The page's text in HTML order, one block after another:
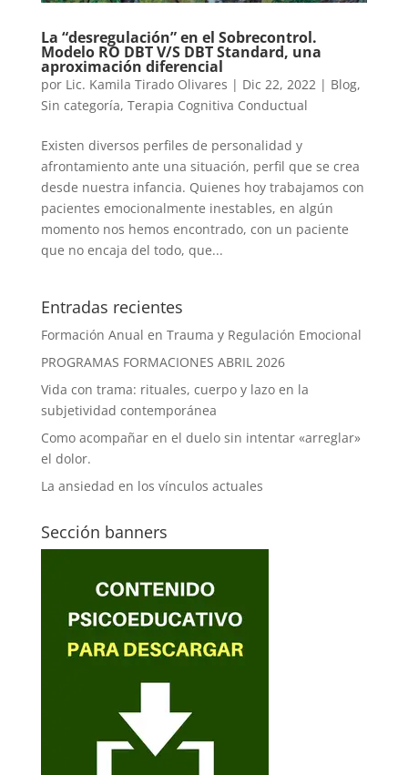
La “desregulación” en el Sobrecontrol.
Modelo RO DBT V/S DBT Standard, una
aproximación diferencial
por Lic. Kamila Tirado Olivares | Dic 22, 2022| Blog,
Sin categoría, Terapia Cognitiva Conductual
Existen diversos perfiles de personalidad y
afrontamiento ante una situación, perfil que se crea
desde nuestra infancia. Quienes hoy trabajamos con
pacientes emocionalmente inestables, en algún
momento nos hemos encontrado, con un paciente
que no encaja del todo, que...
Entradas recientes
Formación Anual en Trauma y Regulación Emocional
PROGRAMAS FORMACIONES ABRIL 2026
Vida con trama: rituales, cuerpo y lazo en la
subjetividad contemporánea
Como acompañar en el duelo sin intentar «arreglar»
el dolor.
La ansiedad en los vínculos actuales
Sección banners